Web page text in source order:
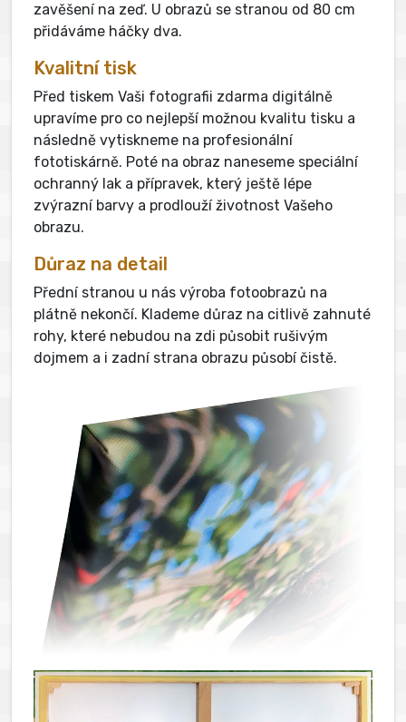
zavěšení na zeď. U obrazů se stranou od 80 cm
přidáváme háčky dva.
Kvalitní tisk
Před tiskem Vaši fotografii zdarma digitálně
upravíme pro co nejlepší možnou kvalitu tisku a
následně vytiskneme na profesionální
fototiskárně. Poté na obraz naneseme speciální
ochranný lak a přípravek, který ještě lépe
zvýrazní barvy a prodlouží životnost Vašeho
obrazu.
Důraz na detail
Přední stranou u nás výroba fotoobrazů na
plátně nekončí. Klademe důraz na citlivě zahnuté
rohy, které nebudou na zdi působit rušivým
dojmem a i zadní strana obrazu působí čistě.